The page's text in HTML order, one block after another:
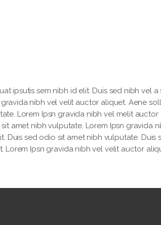
ipsutis sem nibh id elit. Duis sed nibh vel a
nibh vel velit auctor aliquet. Aene
Lorem Ipsn gravida nibh vel melit auctor
amet nibh vulputate. Lorem Ipsn gravida
Duis sed odio sit amet nibh vulputate. Duis
Lorem Ipsn gravida nibh vel velit auctor